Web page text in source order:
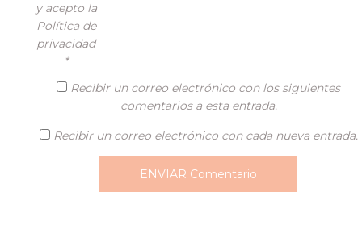
y acepto la
Política de
privacidad
*
Recibir un correo electrónico con los siguientes
comentarios a esta entrada.
Recibir un correo electrónico con cada nueva entrada.